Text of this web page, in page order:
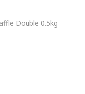
Double 0.5kg